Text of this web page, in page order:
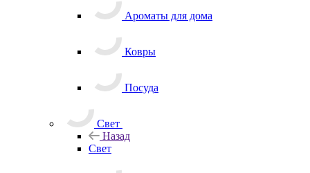
Ароматы для дома
Ковры
Посуда
Свет
Назад
Свет